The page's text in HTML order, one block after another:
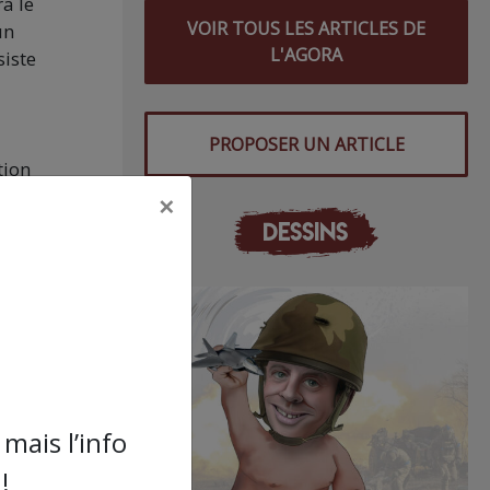
VOIR TOUS LES ARTICLES DE
L'AGORA
PROPOSER UN ARTICLE
DESSINS
×
l’info